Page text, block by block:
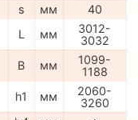
s мм
40
L мм
3012-
3032
B мм
1099-
1188
h1 мм
2060-
3260